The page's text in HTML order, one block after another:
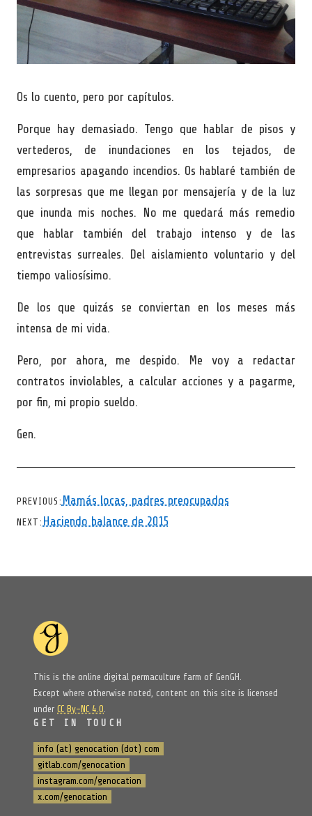
Os lo cuento, pero por capítulos.
Porque hay demasiado. Tengo que hablar de pisos y
vertederos, de inundaciones en los tejados, de
empresarios apagando incendios. Os hablaré también de
las sorpresas que me llegan por mensajería y de la luz
que inunda mis noches. No me quedará más remedio
que hablar también del trabajo intenso y de las
entrevistas surreales. Del aislamiento voluntario y del
tiempo valiosísimo.
De los que quizás se conviertan en los meses más
intensa de mi vida.
Pero, por ahora, me despido. Me voy a redactar
contratos inviolables, a calcular acciones y a pagarme,
por fin, mi propio sueldo.
Gen.
CHEVRON LEFT
PREVIOUS Mamás locas, padres preocupados
NEXT CHEVRON RIGHT
Haciendo balance de 2015
This is the online digital permaculture farm of GenGH.
Except where otherwise noted, content on this site is licensed
under CC By-NC 4.0.
GET IN TOUCH
info (at) genocation (dot) com
gitlab.com/genocation
instagram.com/genocation
x.com/genocation